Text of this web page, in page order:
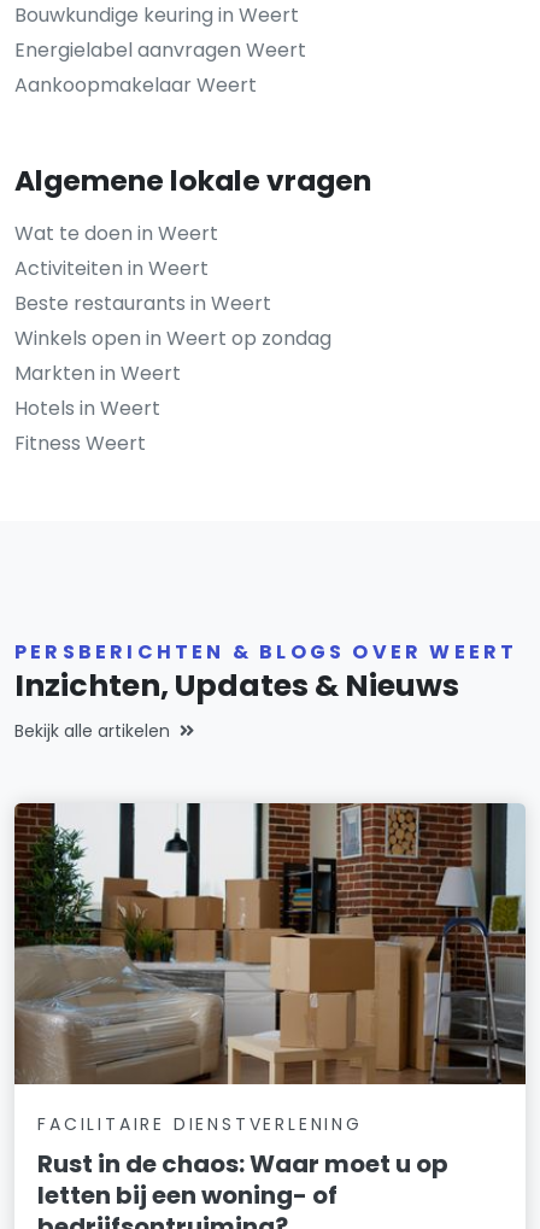
Bouwkundige keuring in Weert
Energielabel aanvragen Weert
Aankoopmakelaar Weert
Algemene lokale vragen
Wat te doen in Weert
Activiteiten in Weert
Beste restaurants in Weert
Winkels open in Weert op zondag
Markten in Weert
Hotels in Weert
Fitness Weert
PERSBERICHTEN & BLOGS OVER WEERT
Inzichten, Updates & Nieuws
Bekijk alle artikelen
FACILITAIRE DIENSTVERLENING
Rust in de chaos: Waar moet u op
letten bij een woning- of